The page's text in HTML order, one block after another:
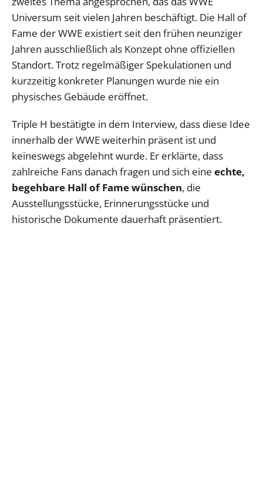
Universum seit vielen Jahren beschäftigt. Die Hall of
Fame der WWE existiert seit den frühen neunziger
Jahren ausschließlich als Konzept ohne offiziellen
Standort. Trotz regelmäßiger Spekulationen und
kurzzeitig konkreter Planungen wurde nie ein
physisches Gebäude eröffnet.
Triple H bestätigte in dem Interview, dass diese Idee
innerhalb der WWE weiterhin präsent ist und
keineswegs abgelehnt wurde. Er erklärte, dass
zahlreiche Fans danach fragen und sich eine echte,
begehbare Hall of Fame wünschen, die
Ausstellungsstücke, Erinnerungsstücke und
historische Dokumente dauerhaft präsentiert.